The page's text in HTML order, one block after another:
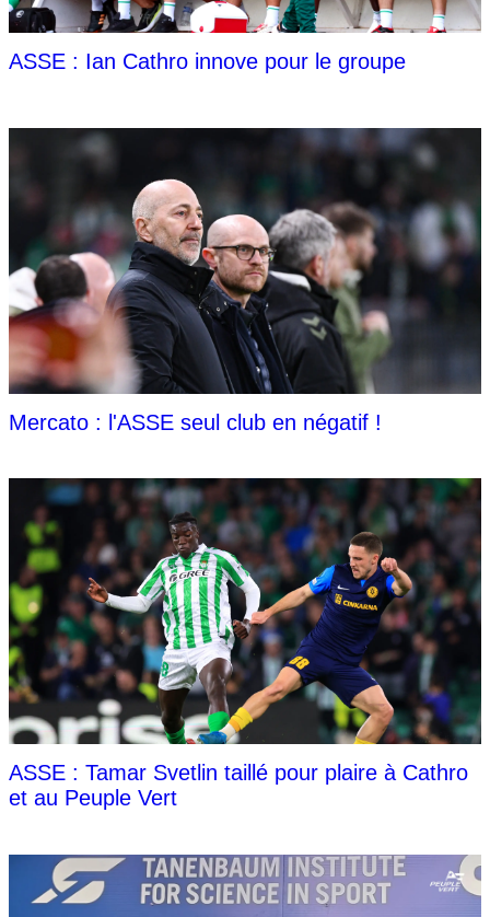
ASSE : Ian Cathro innove pour le groupe
Mercato : l'ASSE seul club en négatif !
ASSE : Tamar Svetlin taillé pour plaire à Cathro
et au Peuple Vert